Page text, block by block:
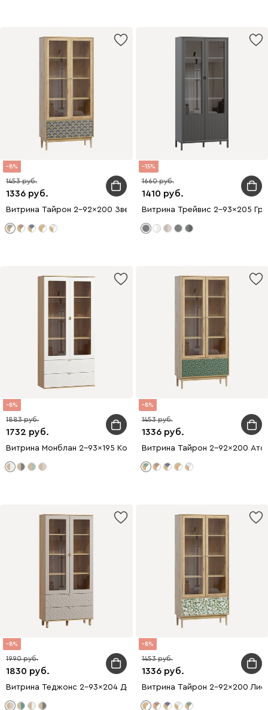
8
1336
1453
Витрина Тайрон 2-92x200 Звезда ​
15
1410
1660
Витрина Трейвис 2-93x205
8
1732
1883
Витрина Монблан 2-93x195 Косы Белый
8
1336
1453
Витрина Тайрон 2-92x200
8
1830
1990
Витрина Теджонс 2-93x204 Деко Латте
8
1336
1453
Витрина Тайрон 2-92x200